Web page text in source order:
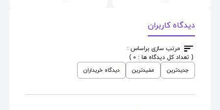
دیدگاه کاربران
مرتب سازی براساس :
( تعداد کل دیدگاه ها : 0 )
جدیدترین
مفیدترین دیدگاه خریداران